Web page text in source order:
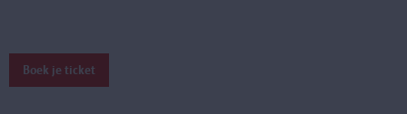
Boek je ticket